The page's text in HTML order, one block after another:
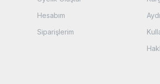
Hesabım
Siparişlerim